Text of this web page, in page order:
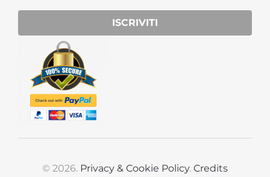
© 2026. Privacy & Cookie Policy. Credits